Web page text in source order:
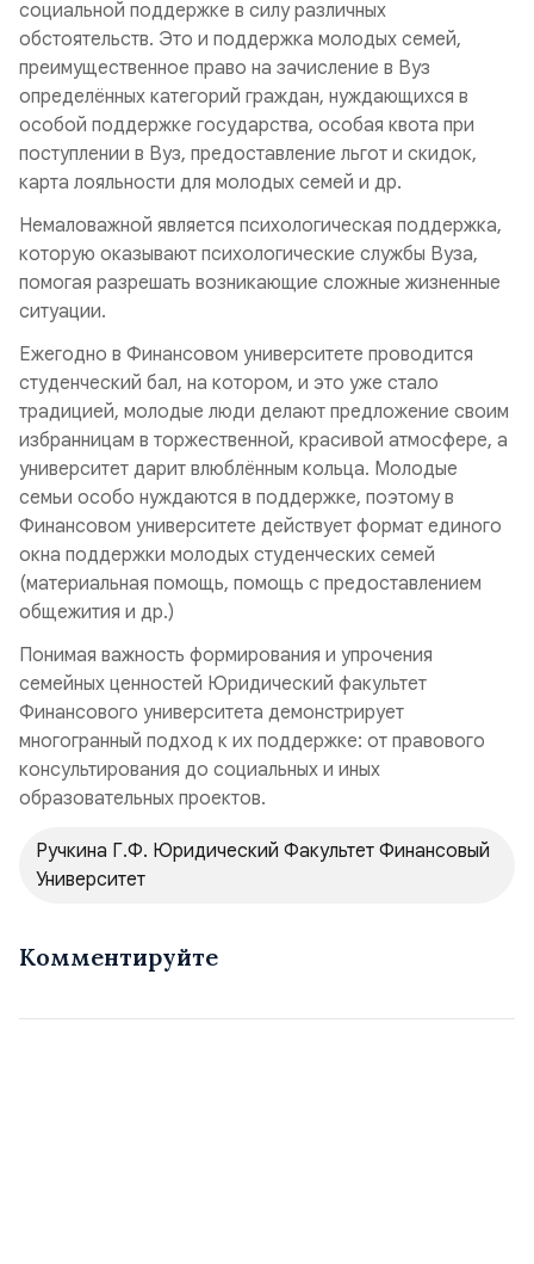
социальной поддержке в силу различных
обстоятельств. Это и поддержка молодых семей,
преимущественное право на зачисление в Вуз
определённых категорий граждан, нуждающихся в
особой поддержке государства, особая квота при
поступлении в Вуз, предоставление льгот и скидок,
карта лояльности для молодых семей и др.
Немаловажной является психологическая поддержка,
которую оказывают психологические службы Вуза,
помогая разрешать возникающие сложные жизненные
ситуации.
Ежегодно в Финансовом университете проводится
студенческий бал, на котором, и это уже стало
традицией, молодые люди делают предложение своим
избранницам в торжественной, красивой атмосфере, а
университет дарит влюблённым кольца. Молодые
семьи особо нуждаются в поддержке, поэтому в
Финансовом университете действует формат единого
окна поддержки молодых студенческих семей
(материальная помощь, помощь с предоставлением
общежития и др.)
Понимая важность формирования и упрочения
семейных ценностей Юридический факультет
Финансового университета демонстрирует
многогранный подход к их поддержке: от правового
консультирования до социальных и иных
образовательных проектов.
Ручкина Г.Ф. Юридический Факультет Финансовый
Университет
Комментируйте